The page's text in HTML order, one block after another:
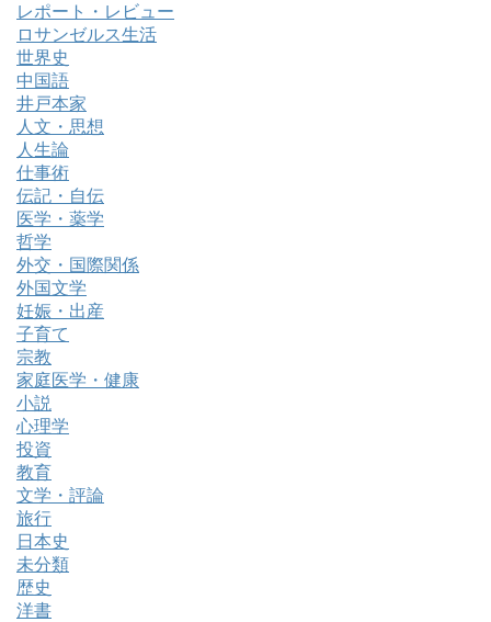
レポート・レビュー
ロサンゼルス生活
世界史
中国語
井戸本家
人文・思想
人生論
仕事術
伝記・自伝
医学・薬学
哲学
外交・国際関係
外国文学
妊娠・出産
子育て
宗教
家庭医学・健康
小説
心理学
投資
教育
文学・評論
旅行
日本史
未分類
歴史
洋書